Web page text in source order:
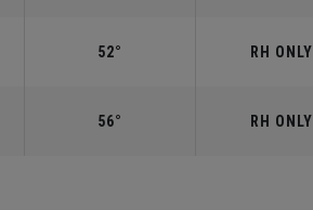
52° RH ONLY
56° RH ONLY